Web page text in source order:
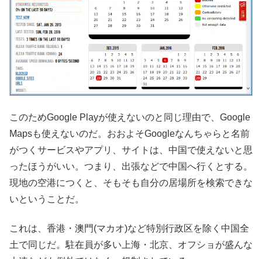
このためGoogle Playが使えないのと同じ理由で、Google
Mapsも使えないのだ。おおよそGoogleなんちゃらと名前
がつくサービスやアプリ、サイトは、中国で使えないと思
ったほうがいい。つまり、出張などで中国へ行くとする。
現地の空港につくと、そもそも自分の居場所を検索できな
いということだ。
これは、香港・澳門(マカオ)など特別行政区を除く中国全
土で同じだ。駐在員が多い上海・北京、オフショが盛んな